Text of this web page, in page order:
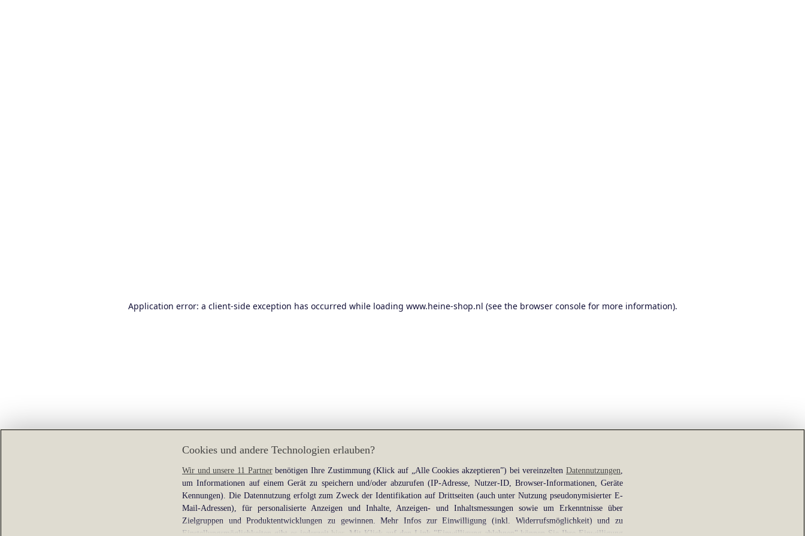
Application error: a client-side exception has occurred while loading www.heine-shop.nl (see the browser consolefor more information).
Cookies und andere Technologien erlauben?
Wir und unsere 11 Partnerbenötigen Ihre Zustimmung (Klick auf „Alle Cookies akzeptieren”) bei vereinzeltenDatennutzungen
um Informationen auf einem Gerät zu speichern und/oder abzurufen (IP-Adresse, Nutzer-ID, Browser-Informationen, Geräte
Kennungen). Die Datennutzung erfolgt zum Zweck der Identifikation auf Drittseiten (auch unter Nutzung pseudonymisierter E-
Mail-Adressen), für personalisierte Anzeigen und Inhalte, Anzeigen- und Inhaltsmessungen sowie um Erkenntnisse über
Zielgruppen und Produktentwicklungen zu gewinnen. Mehr Infos zur Einwilligung (inkl. Widerrufsmöglichkeit) und zu
Einstellungsmöglichkeiten gibt es jederzeit hier . Mit Klick auf den Link "Einwilligung ablehnen" können Sie Ihre Einwilligung